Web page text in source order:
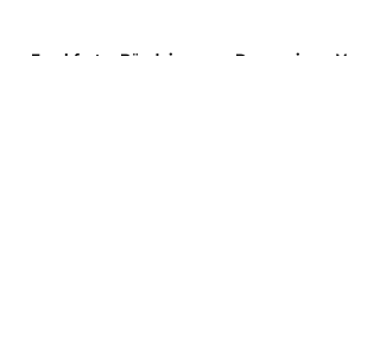
Frankfurter Bündnis gegen Depression e.V.